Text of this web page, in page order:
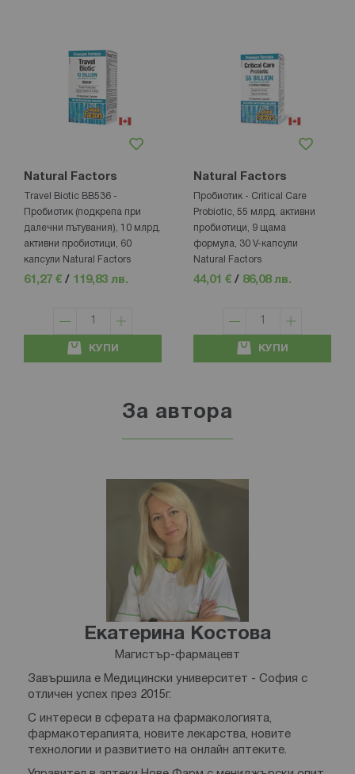
Natural Factors
Travel Biotic BB536 -
Пробиотик (подкрепа при
далечни пътувания), 10 млрд.
активни пробиотици, 60
капсули Natural Factors
61,27 € / 119,83 лв.
КУПИ
Natural Factors
Пробиотик - Critical Care
Probiotic, 55 млрд. активни
пробиотици, 9 щама
формула, 30 V-капсули
Natural Factors
44,01 € / 86,08 лв.
КУПИ
За автора
Екатерина Костова
Магистър-фармацевт
Завършила е Медицински университет - София с
отличен успех през 2015г.
С интереси в сферата на фармакологията,
фармакотерапията, новите лекарства, новите
технологии и развитието на онлайн аптеките.